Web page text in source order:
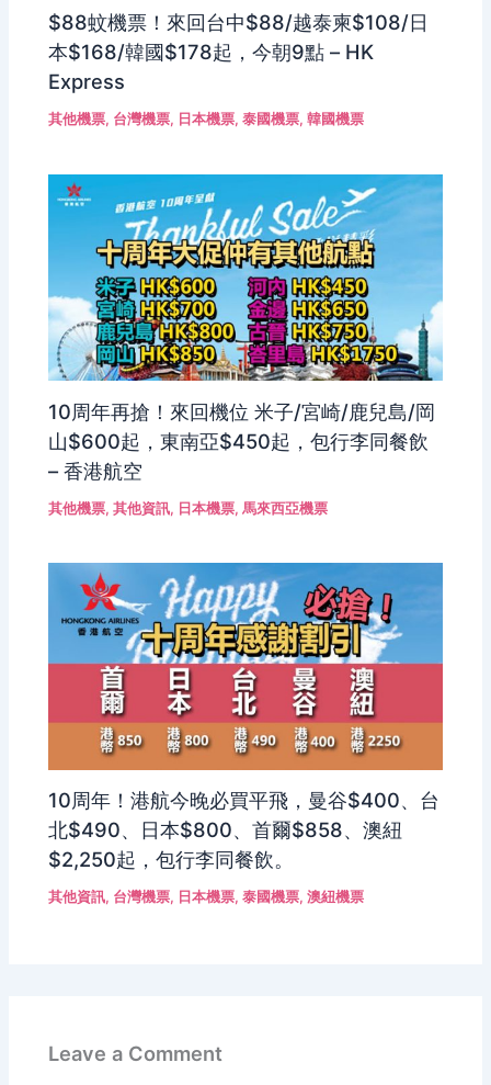
$88蚊機票！來回台中$88/越泰柬$108/日
本$168/韓國$178起，今朝9點 – HK
Express
其他機票, 台灣機票, 日本機票,泰國機票,韓國機票
10周年再搶！來回機位 米子/宮崎/鹿兒島/岡
山$600起，東南亞$450起，包行李同餐飲
– 香港航空
其他機票,其他資訊, 日本機票,馬來西亞機票
10周年！港航今晚必買平飛，曼谷$400、台
北$490、日本$800、首爾$858、澳紐
$2,250起，包行李同餐飲。
其他資訊, 台灣機票, 日本機票,泰國機票,澳紐機票
Leave a Comment